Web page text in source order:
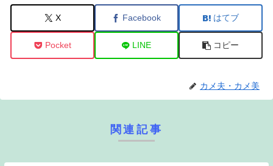
X Facebook はてブ
Pocket LINE コピー
カメ夫・カメ美
関連記事